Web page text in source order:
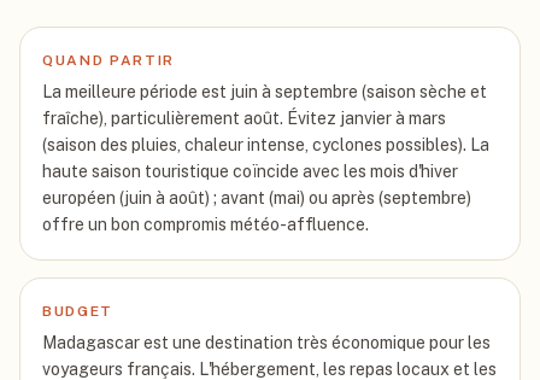
QUAND PARTIR
La meilleure période est juin à septembre (saison sèche et
fraîche), particulièrement août. Évitez janvier à mars
(saison des pluies, chaleur intense, cyclones possibles). La
haute saison touristique coïncide avec les mois d'hiver
européen (juin à août) ; avant (mai) ou après (septembre)
offre un bon compromis météo-affluence.
BUDGET
Madagascar est une destination très économique pour les
voyageurs français. L'hébergement, les repas locaux et les